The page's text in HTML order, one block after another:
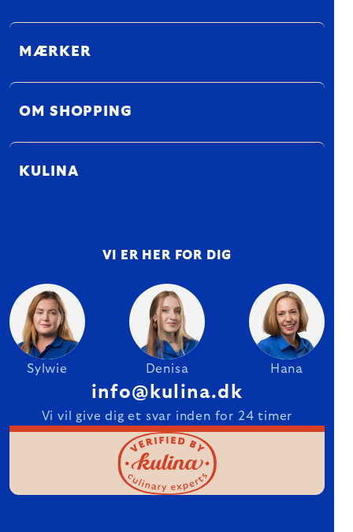
MÆRKER
OM SHOPPING
KULINA
VI ER HER FOR DIG
Sylwie Denisa Hana
info@kulina.dk
Vi vil give dig et svar inden for 24 timer